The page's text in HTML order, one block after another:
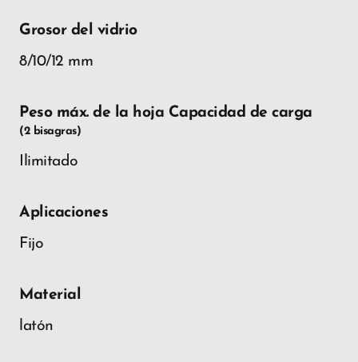
Grosor del vidrio
8/10/12 mm
Peso máx. de la hoja Capacidad de carga
(2 bisagras)
Ilimitado
Aplicaciones
Fijo
Material
latón